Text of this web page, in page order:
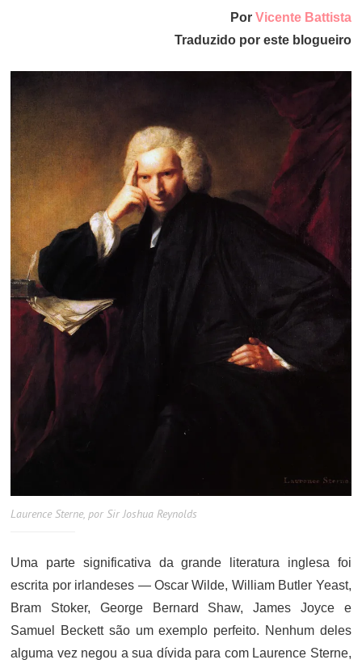
Por Vicente Battista
Traduzido por este blogueiro
Laurence Sterne, por Sir Joshua Reynolds
Uma parte significativa da grande literatura inglesa foi
escrita por irlandeses — Oscar Wilde, William Butler Yeast,
Bram Stoker, George Bernard Shaw, James Joyce e
Samuel Beckett são um exemplo perfeito. Nenhum deles
alguma vez negou a sua dívida para com Laurence Sterne,